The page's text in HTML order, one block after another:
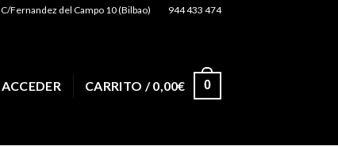
C/Fernandez del Campo 10 (Bilbao) 944 433 474
ACCEDER CARRITO /0,00€ 0